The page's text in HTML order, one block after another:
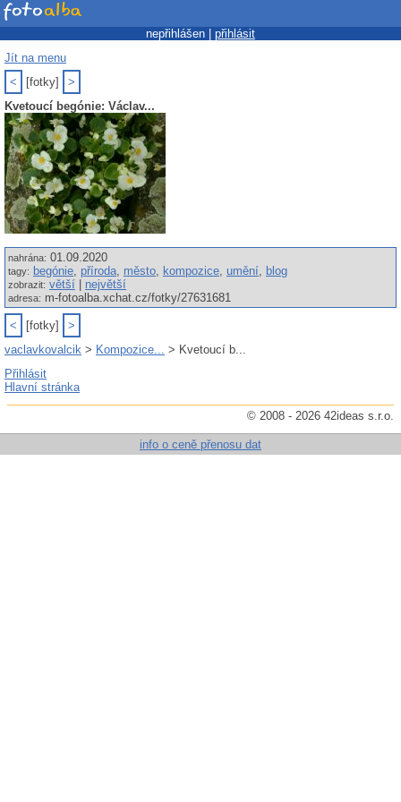
nepřihlášen | přihlásit
Jít na menu
<
[fotky]
>
Kvetoucí begónie: Václav...
nahrána: 01.09.2020
tagy: begónie, příroda, město, kompozice, umění, blog
zobrazit: větší největší
adresa: m-fotoalba.xchat.cz/fotky/27631681
< [fotky]
>
vaclavkovalcik > Kompozice... > Kvetoucí b...
Přihlásit
Hlavní stránka
© 2008 - 2026 42ideas s.r.o.
info o ceně přenosu dat